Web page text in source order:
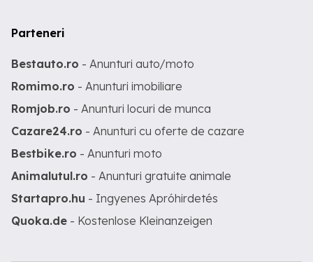
Parteneri
Bestauto.ro - Anunturi auto/moto
Romimo.ro - Anunturi imobiliare
Romjob.ro - Anunturi locuri de munca
Cazare24.ro - Anunturi cu oferte de cazare
Bestbike.ro - Anunturi moto
Animalutul.ro - Anunturi gratuite animale
Startapro.hu - Ingyenes Apróhirdetés
Quoka.de - Kostenlose Kleinanzeigen